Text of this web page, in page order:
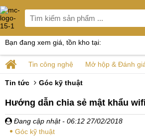
Bạn đang xem giá, tồn kho tại:
Tin công nghệ Mở hộp & Đánh
Tin tức Góc kỹ thuật
Hướng dẫn chia sẻ mật khẩu
Đang cập nhật - 06:12 27/02/2018
Góc kỹ thuật